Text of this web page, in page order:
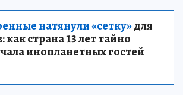
натянули «сетку»для
страна 13 лет тайно
инопланетных гостей